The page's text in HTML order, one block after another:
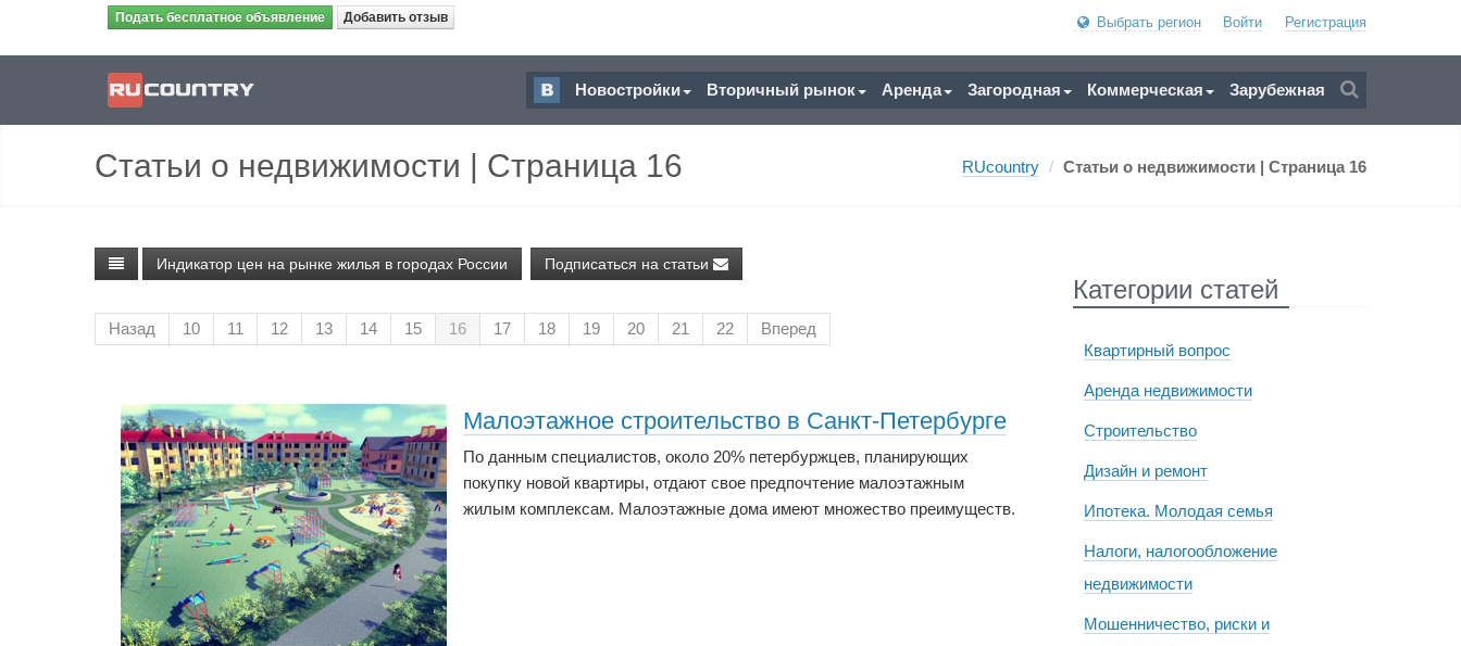
Подать бесплатное объявление Добавить отзыв Выбрать регион Войти Регистрация
Новостройки Вторичный рынок Аренда Загородная Коммерческая Зарубежная
Статьи о недвижимости | Страница 16 RUcountry / Статьи о недвижимости | Страница 16
Индикатор цен на рынке жилья в городах России Подписаться на статьи
Назад 10 11 12 13 14 15 16 17 18 19 20 21 22 Вперед
Малоэтажное строительство в Санкт-Петербурге
По данным специалистов, около 20% петербуржцев, планирующих
покупку новой квартиры, отдают свое предпочтение малоэтажным
жилым комплексам. Малоэтажные дома имеют множество преимуществ.
Категории статей
Квартирный вопрос
Аренда недвижимости
Строительство
Дизайн и ремонт
Ипотека. Молодая семья
Налоги, налогообложение
недвижимости
Мошенничество, риски и